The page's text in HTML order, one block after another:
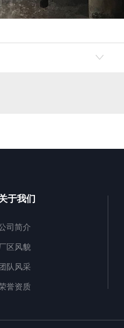
于我们
司简介
区风貌
团队风采
誉资质